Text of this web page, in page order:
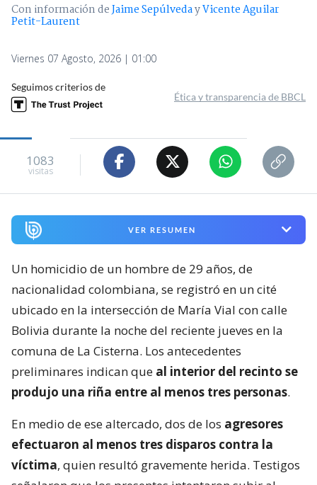
Con información deJaime SepúlvedayVicente Aguilar
Petit-Laurent
Viernes 07 Agosto, 2026 | 01:00
Seguimos criterios de
Ética y transparencia de BBCL
1083
visitas
VER RESUMEN
Un homicidio de un hombre de 29 años, de
nacionalidad colombiana, se registró en un cité
ubicado en la intersección de María Vial con calle
Bolivia durante la noche del reciente jueves en la
comuna de La Cisterna. Los antecedentes
preliminares indican que al interior del recinto se
produjo una riña entre al menos tres personas.
En medio de ese altercado, dos de los agresores
efectuaron al menos tres disparos contra la
víctima, quien resultó gravemente herida. Testigos